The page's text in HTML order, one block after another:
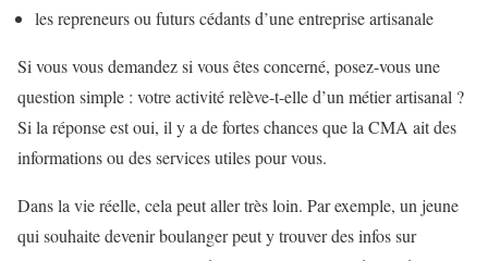
les repreneurs ou futurs cédants d’une entreprise artisanale
Si vous vous demandez si vous êtes concerné, posez-vous une
question simple : votre activité relève-t-elle d’un métier artisanal ?
Si la réponse est oui, il y a de fortes chances que la CMA ait des
informations ou des services utiles pour vous.
Dans la vie réelle, cela peut aller très loin. Par exemple, un jeune
qui souhaite devenir boulanger peut y trouver des infos sur